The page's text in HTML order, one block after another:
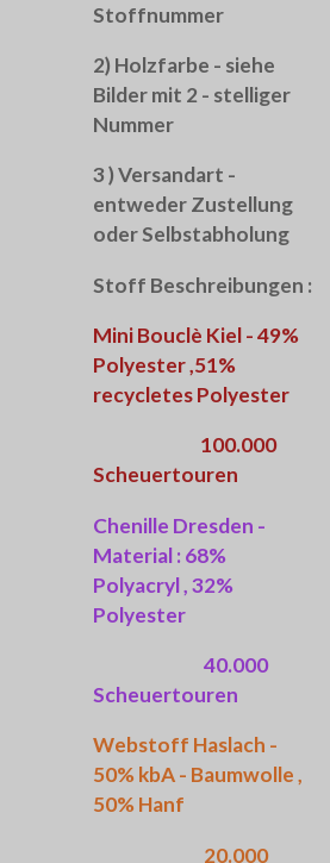
Stoffnummer
2) Holzfarbe - siehe
Bilder mit 2 - stelliger
Nummer
3 ) Versandart -
entweder Zustellung
oder Selbstabholung
Stoff Beschreibungen :
Mini Bouclè Kiel - 49%
Polyester ,51%
recycletes Polyester
100.000
Scheuertouren
Chenille Dresden -
Material : 68%
Polyacryl , 32%
Polyester
40.000
Scheuertouren
Webstoff Haslach -
50% kbA - Baumwolle ,
50% Hanf
20.000